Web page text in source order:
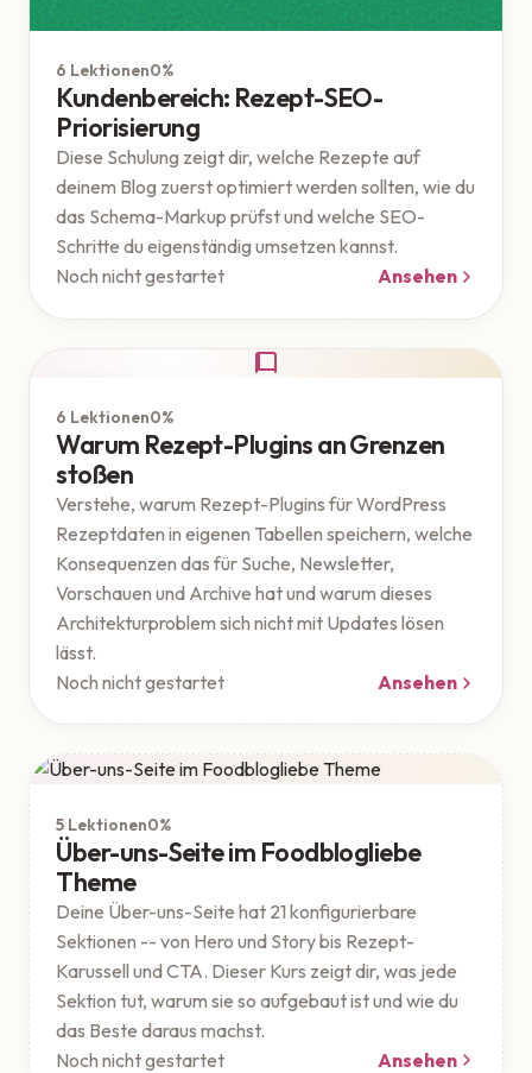
6 Lektionen0%
Kundenbereich: Rezept-SEO-
Priorisierung
Diese Schulung zeigt dir, welche Rezepte auf
deinem Blog zuerst optimiert werden sollten, wie du
das Schema-Markup prüfst und welche SEO-
Schritte du eigenständig umsetzen kannst.
Noch nicht gestartet
Ansehen
6 Lektionen0%
Warum Rezept-Plugins an Grenzen
stoßen
Verstehe, warum Rezept-Plugins für WordPress
Rezeptdaten in eigenen Tabellen speichern, welche
Konsequenzen das für Suche, Newsletter,
Vorschauen und Archive hat und warum dieses
Architekturproblem sich nicht mit Updates lösen
lässt.
Noch nicht gestartet
Ansehen
5 Lektionen0%
Über-uns-Seite im Foodblogliebe
Theme
Deine Über-uns-Seite hat 21 konfigurierbare
Sektionen -- von Hero und Story bis Rezept-
Karussell und CTA. Dieser Kurs zeigt dir, was jede
Sektion tut, warum sie so aufgebaut ist und wie du
das Beste daraus machst.
Noch nicht gestartet
Ansehen